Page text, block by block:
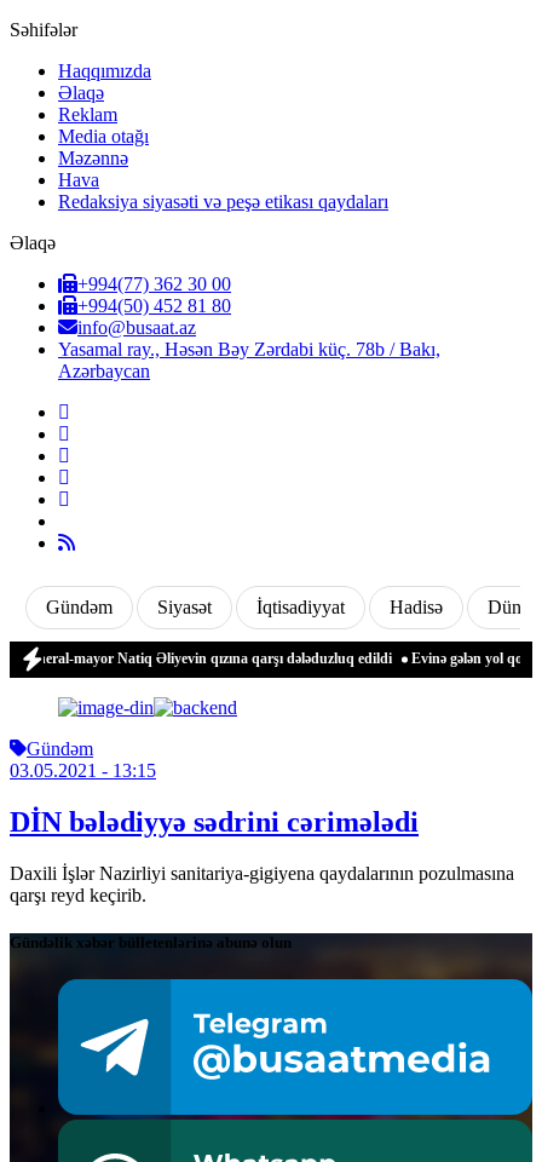
Səhifələr
Haqqımızda
Əlaqə
Reklam
Media otağı
Məzənnə
Hava
Redaksiya siyasəti və peşə etikası qaydaları
Əlaqə
+994(77) 362 30 00
+994(50) 452 81 80
info@busaat.az
Yasamal ray., Həsən Bəy Zərdabi küç. 78b / Bakı,
Azərbaycan
Gündəm Siyasət İqtisadiyyat Hadisə Dünya
General-mayor Natiq Əliyevin qızına qarşı dələduzluq edildi Evinə gələn yol
Gündəm
03.05.2021 - 13:15
DİN bələdiyyə sədrini cərimələdi
Daxili İşlər Nazirliyi sanitariya-gigiyena qaydalarının pozulmasına
qarşı reyd keçirib.
Gündəlik xəbər bülletenlərinə abunə olun